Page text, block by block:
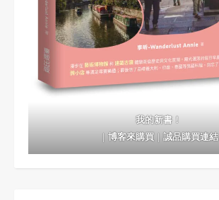
我的新書！
｜博客來購買｜誠品購買連結